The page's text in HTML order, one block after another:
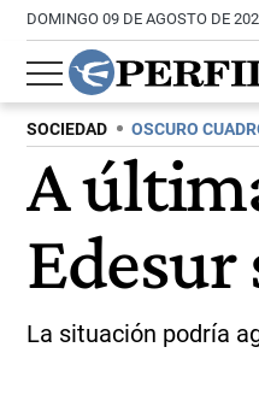
DOMINGO 09 DE AGOSTO DE
SOCIEDAD OSCURO
A
Edesur
La situación podría